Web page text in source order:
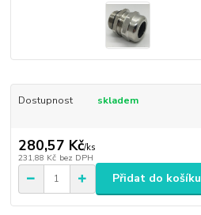
Dostupnost skladem
280,57 Kč/ks
231,88 Kč bez DPH
Přidat do košíku